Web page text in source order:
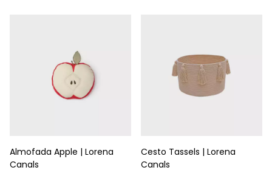
Almofada Apple | Lorena
Canals
Cesto Tassels | Lorena
Canals